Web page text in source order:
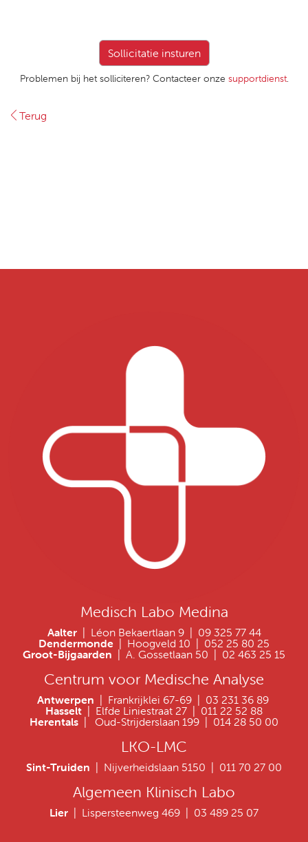
Problemen bij het solliciteren? Contacteer onze supportdienst.
Terug
Medisch Labo Medina
Aalter | Léon Bekaertlaan 9 | 09 325 77 44
Dendermonde | Hoogveld 10 | 052 25 80 25
Groot-Bijgaarden | A. Gossetlaan 50 | 02 463 25 15
Centrum voor Medische Analyse
Antwerpen | Frankrijklei 67-69 | 03 231 36 89
Hasselt | Elfde Liniestraat 27 | 011 22 52 88
Herentals | Oud-Strijderslaan 199 | 014 28 50 00
LKO-LMC
Sint-Truiden | Nijverheidslaan 5150 | 011 70 27 00
Algemeen Klinisch Labo
Lier | Lispersteenweg 469 | 03 489 25 07